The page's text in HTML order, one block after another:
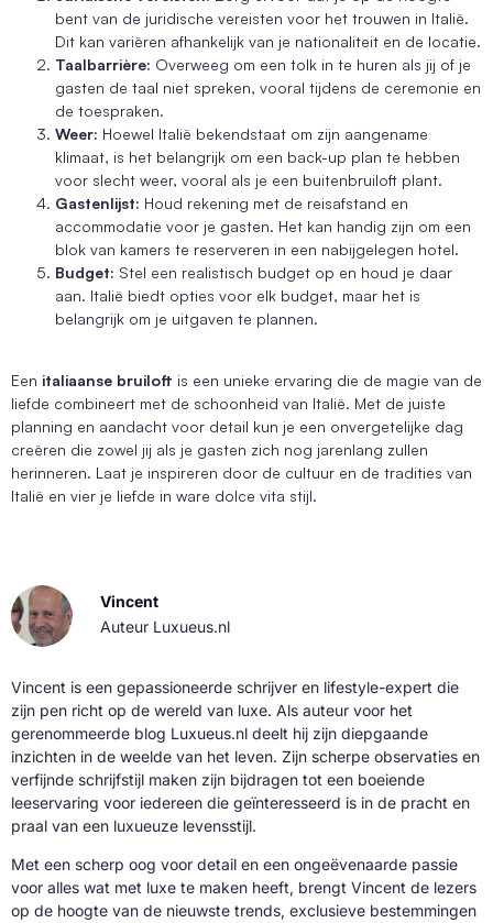
bent van de juridische vereisten voor het trouwen in Italië.
Dit kan variëren afhankelijk van je nationaliteit en de locatie.
Taalbarrière: Overweeg om een tolk in te huren als jij of je
gasten de taal niet spreken, vooral tijdens de ceremonie en
de toespraken.
Weer: Hoewel Italië bekendstaat om zijn aangename
klimaat, is het belangrijk om een back-up plan te hebben
voor slecht weer, vooral als je een buitenbruiloft plant.
Gastenlijst: Houd rekening met de reisafstand en
accommodatie voor je gasten. Het kan handig zijn om een
blok van kamers te reserveren in een nabijgelegen hotel.
Budget: Stel een realistisch budget op en houd je daar
aan. Italië biedt opties voor elk budget, maar het is
belangrijk om je uitgaven te plannen.
Een italiaanse bruiloft is een unieke ervaring die de magie van de
liefde combineert met de schoonheid van Italië. Met de juiste
planning en aandacht voor detail kun je een onvergetelijke dag
creëren die zowel jij als je gasten zich nog jarenlang zullen
herinneren. Laat je inspireren door de cultuur en de tradities van
Italië en vier je liefde in ware dolce vita stijl.
Vincent
Auteur Luxueus.nl
Vincent is een gepassioneerde schrijver en lifestyle-expert die
zijn pen richt op de wereld van luxe. Als auteur voor het
gerenommeerde blog Luxueus.nl deelt hij zijn diepgaande
inzichten in de weelde van het leven. Zijn scherpe observaties en
verfijnde schrijfstijl maken zijn bijdragen tot een boeiende
leeservaring voor iedereen die geïnteresseerd is in de pracht en
praal van een luxueuze levensstijl.
Met een scherp oog voor detail en een ongeëvenaarde passie
voor alles wat met luxe te maken heeft, brengt Vincent de lezers
op de hoogte van de nieuwste trends, exclusieve bestemmingen